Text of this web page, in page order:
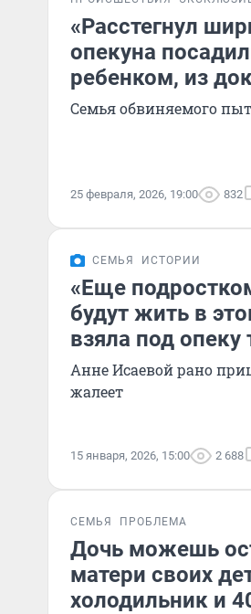
«Расстегнул
опекуна
ребенком, из
Семья обвиняемого
25 февраля, 2026, 19:00 832
СЕМЬЯ ИСТОРИИ
«Еще
будут жить в
взяла под опеку
Анне Исаевой рано
жалеет
15 января, 2026, 15:00 2 688
СЕМЬЯ ПРОБЛЕМА
Дочь можешь
матери своих
холодильник и